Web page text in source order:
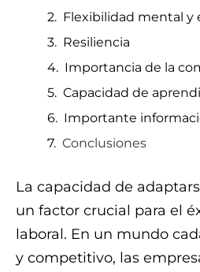
Flexibilidad mental y
Resiliencia
Importancia de la
Capacidad de
Importante
Conclusiones
La capacidad de
un factor crucial para el
laboral. En un mundo
y competitivo, las